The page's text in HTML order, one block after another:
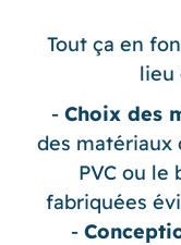
Tout ça en
lieu
Choix des
des matériaux
PVC ou le
fabriquées